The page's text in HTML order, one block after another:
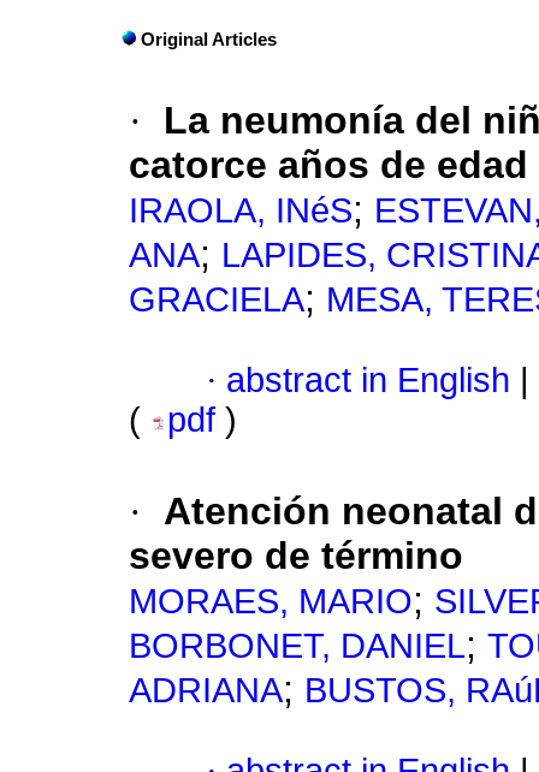
Original Articles
·
La neumonía del
catorce años de edad
IRAOLA, INéS;
ANA; LAPIDES,
GRACIELA; MESA,
· abstract in English
(
pdf )
·
Atención neonatal
severo de término
MORAES, MARIO;
BORBONET, DANIEL;
ADRIANA; BUSTOS,